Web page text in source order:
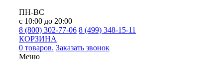
ПН-ВС
с 10:00 до 20:00
8 (800) 302-77-06 8 (499) 348-15-11
КОРЗИНА
0 товаров. Заказать звонок
Меню